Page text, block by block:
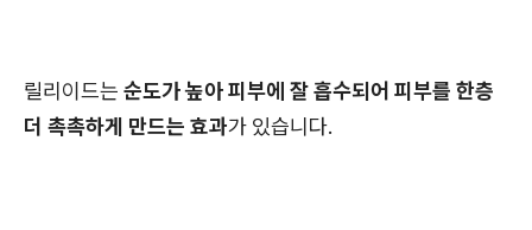
릴리이드는 순도가 높아 피부에 잘 흡수되어 피부를 한층
더 촉촉하게 만드는 효과가 있습니다.